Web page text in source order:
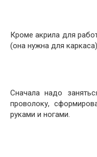
Кроме акрила для
(она нужна для
Сначала надо
проволоку,
руками и ногами.